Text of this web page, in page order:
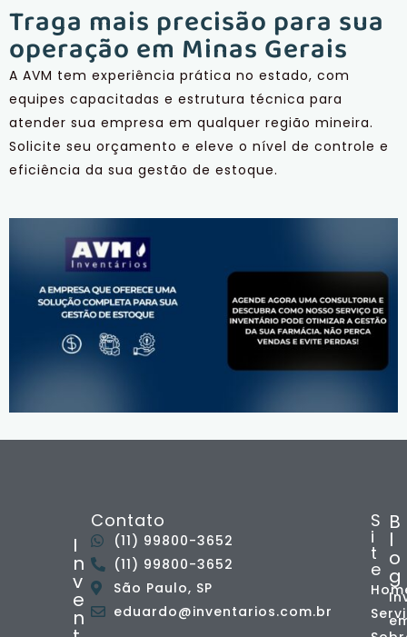
Traga mais precisão para sua
operação em Minas Gerais
A AVM tem experiência prática no estado, com
equipes capacitadas e estrutura técnica para
atender sua empresa em qualquer região mineira.
Solicite seu orçamento e eleve o nível de controle e
eficiência da sua gestão de estoque.
I
n
v
e
n
Contato
(11) 99800-3652
(11) 99800-3652
São Paulo, SP
eduardo@inventarios.com.br
S
i
t
e
B
l
o
g